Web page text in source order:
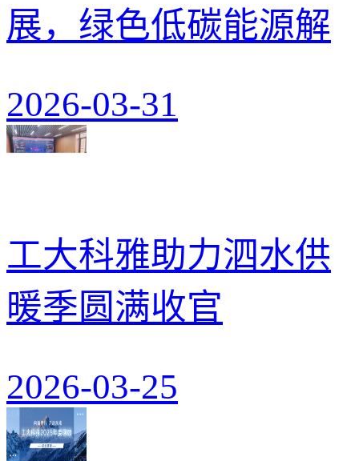
展，绿色低碳能源解
2026-03-31
工大科雅助力泗水供
暖季圆满收官
2026-03-25